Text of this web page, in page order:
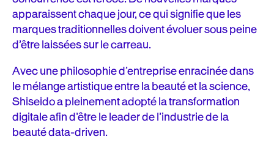
apparaissent chaque jour, ce qui signifie que les
marques traditionnelles doivent évoluer sous peine
d’être laissées sur le carreau.
Avec une philosophie d’entreprise enracinée dans
le mélange artistique entre la beauté et la science,
Shiseido a pleinement adopté la transformation
digitale afin d’être le leader de l’industrie de la
beauté data-driven.